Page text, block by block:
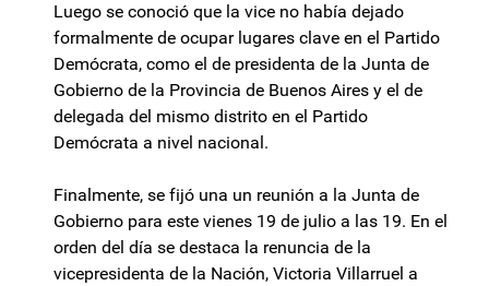
Luego se conoció que la vice no había dejado
formalmente de ocupar lugares clave en el Partido
Demócrata, como el de presidenta de la Junta de
Gobierno de la Provincia de Buenos Aires y el de
delegada del mismo distrito en el Partido
Demócrata a nivel nacional.
Finalmente, se fijó una un reunión a la Junta de
Gobierno para este vienes 19 de julio a las 19. En el
orden del día se destaca la renuncia de la
vicepresidenta de la Nación, Victoria Villarruel a